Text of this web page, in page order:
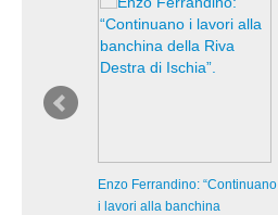
Enzo Ferrandino: “Continuano
i lavori alla banchina